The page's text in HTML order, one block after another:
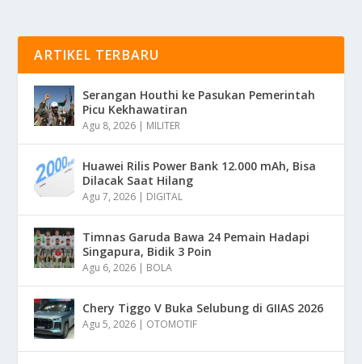
ARTIKEL TERBARU
Serangan Houthi ke Pasukan Pemerintah
Picu Kekhawatiran
Agu 8, 2026 | MILITER
Huawei Rilis Power Bank 12.000 mAh, Bisa
Dilacak Saat Hilang
Agu 7, 2026 | DIGITAL
Timnas Garuda Bawa 24 Pemain Hadapi
Singapura, Bidik 3 Poin
Agu 6, 2026 | BOLA
Chery Tiggo V Buka Selubung di GIIAS 2026
Agu 5, 2026 | OTOMOTIF